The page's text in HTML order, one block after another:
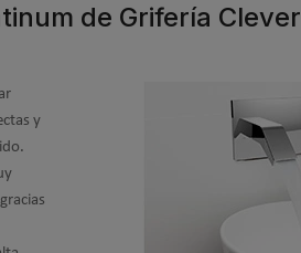
de Grifería Clever
y